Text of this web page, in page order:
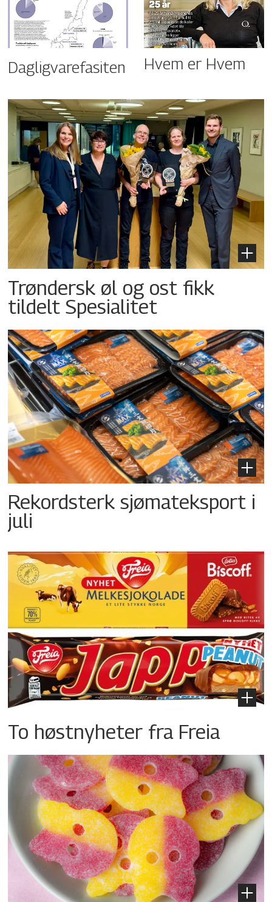
Dagligvarefasiten Hvem er Hvem
Trøndersk øl og ost fikk
tildelt Spesialitet
Rekordsterk sjømateksport i
juli
To høstnyheter fra Freia